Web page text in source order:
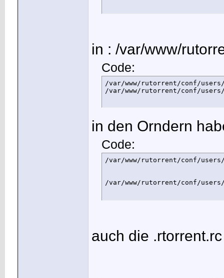
in : /var/www/
Code:
/var/www/rutorrent/conf/users/
/var/www/rutorrent/conf/users/
in den Orndern
Code:
/var/www/rutorrent/conf/
/var/www/rutorrent/conf/
auch die